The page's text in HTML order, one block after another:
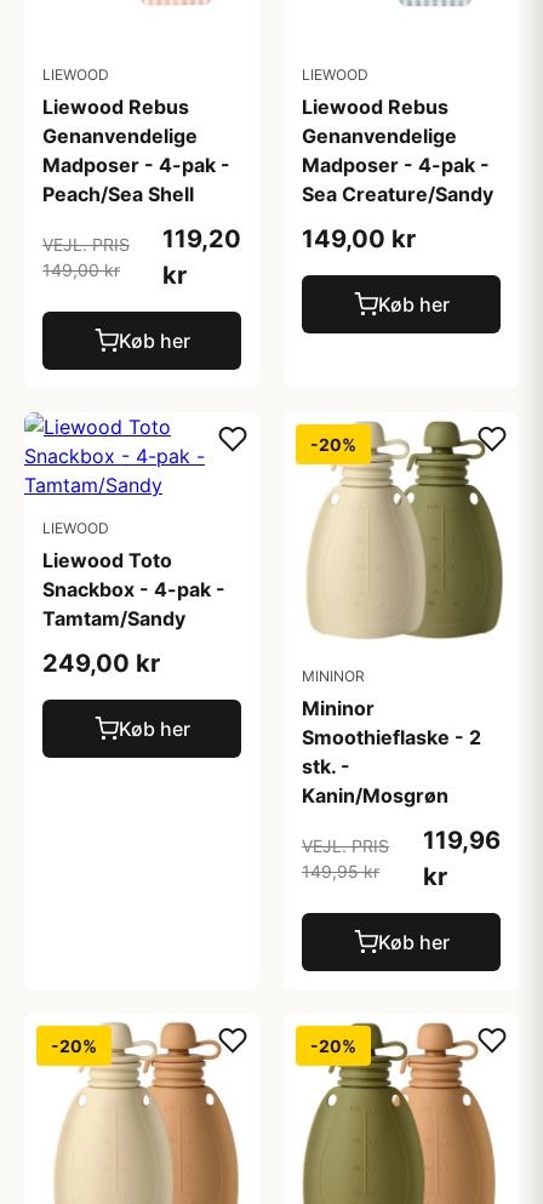
LIEWOOD
Liewood Rebus
Genanvendelige
Madposer - 4-pak -
Peach/Sea Shell
VEJL. PRIS
149,00 kr
119,20
kr
Køb her
LIEWOOD
Liewood Rebus
Genanvendelige
Madposer - 4-pak -
Sea Creature/Sandy
149,00 kr
Køb her
LIEWOOD
Liewood Toto
Snackbox - 4-pak -
Tamtam/Sandy
249,00 kr
Køb her
-20%
MININOR
Mininor
Smoothieflaske - 2
stk. -
Kanin/Mosgrøn
VEJL. PRIS
149,95 kr
119,96
kr
Køb her
-20% -20%